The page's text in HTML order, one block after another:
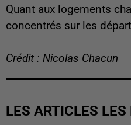
Quant aux logements
concentrés sur les
Crédit : Nicolas Chacun
LES ARTICLES